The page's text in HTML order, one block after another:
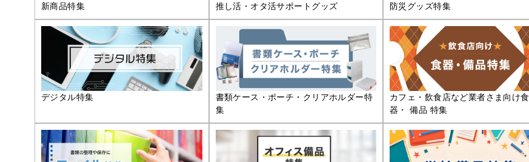
新商品特集 推し活・オタ活サポートグッズ 防災グッズ特集
デジタル特集
書類ケース・ポーチ・クリアホルダー特
集
カフェ・飲食店など業者さま向け食
器・ 備品 特集